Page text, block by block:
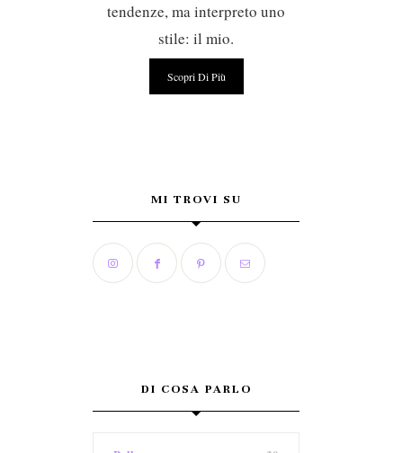
tendenze, ma interpreto uno
stile: il mio.
Scopri Di Più
MI TROVI SU
DI COSA PARLO